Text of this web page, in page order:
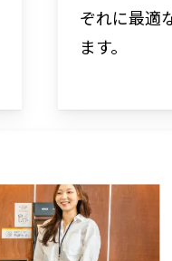
ぞれに最適
ます。